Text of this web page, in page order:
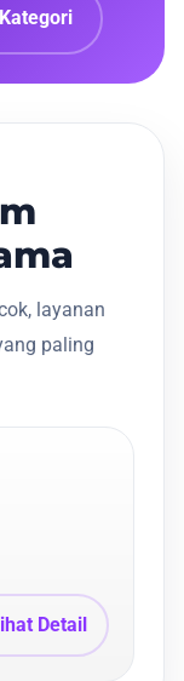
layanan
paling
Detail